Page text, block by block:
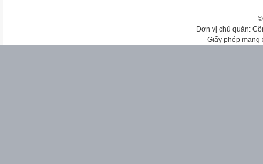
Đơn vị chủ quản:
Giấy phép mạng